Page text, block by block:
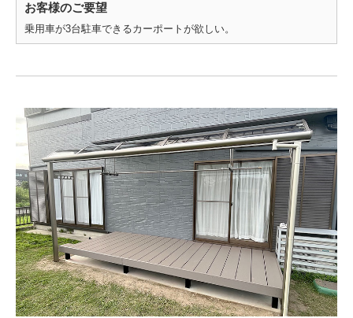
お客様のご要望
乗用車が3台駐車できるカーポートが欲しい。